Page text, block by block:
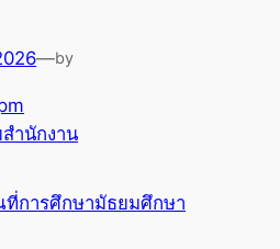
—by
ำนักงาน
ที่การศึกษามัธยมศึกษา